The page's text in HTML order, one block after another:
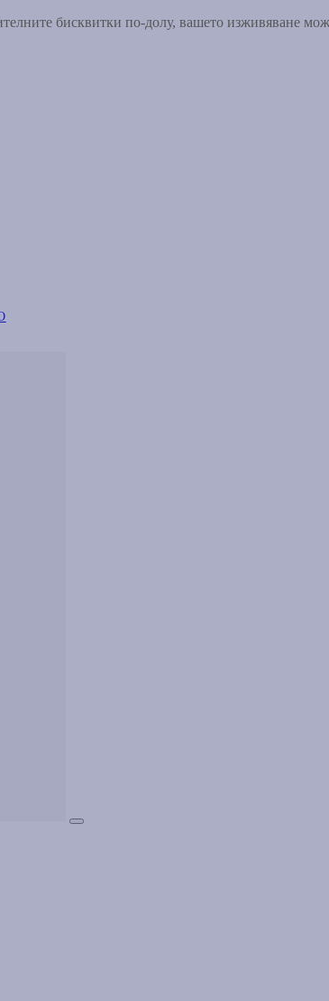
бисквитки по-долу, вашето изживяване